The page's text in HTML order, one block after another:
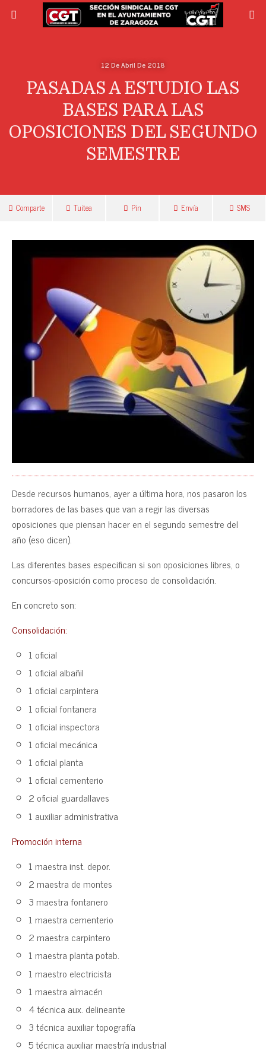
12 De Abril De 2018
PASADAS A ESTUDIO LAS
BASES PARA LAS
OPOSICIONES DEL SEGUNDO
SEMESTRE
Comparte Tuitea Pin Envía SMS
Desde recursos humanos, ayer a última hora, nos pasaron los
borradores de las bases que van a regir las diversas
oposiciones que piensan hacer en el segundo semestre del
año (eso dicen).
Las diferentes bases especifican si son oposiciones libres, o
concursos-oposición como proceso de consolidación.
En concreto son:
Consolidación:
1 oficial
1 oficial albañil
1 oficial carpintera
1 oficial fontanera
1 oficial inspectora
1 oficial mecánica
1 oficial planta
1 oficial cementerio
2 oficial guardallaves
1 auxiliar administrativa
Promoción interna
1 maestra inst. depor.
2 maestra de montes
3 maestra fontanero
1 maestra cementerio
2 maestra carpintero
1 maestra planta potab.
1 maestro electricista
1 maestra almacén
4 técnica aux. delineante
3 técnica auxiliar topografía
5 técnica auxiliar maestría industrial